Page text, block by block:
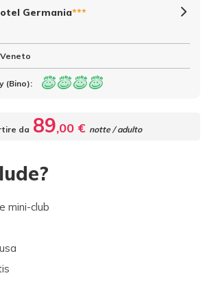
Germania***
(Bino):
mini-club
da 89,00 € notte / adulto